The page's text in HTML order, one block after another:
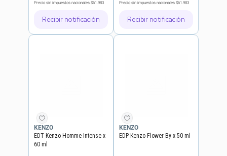
Precio sin impuestos nacionales $61.983
Recibir notificación
Precio sin impuestos nacionales $61.983
Recibir notificación
KENZO
EDT Kenzo Homme Intense x
60 ml
KENZO
EDP Kenzo Flower By x 50 ml